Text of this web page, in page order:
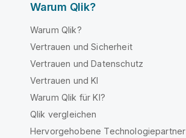
Warum Qlik?
Warum Qlik?
Vertrauen und Sicherheit
Vertrauen und Datenschutz
Vertrauen und KI
Warum Qlik für KI?
Qlik vergleichen
Hervorgehobene Technologiepartner